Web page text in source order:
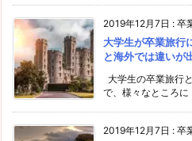
2019年12月7日 : 卒
大学生が卒業旅行
と海外では違いが
大学生の卒業旅行
で、様々なところに
2019年12月7日 : 卒